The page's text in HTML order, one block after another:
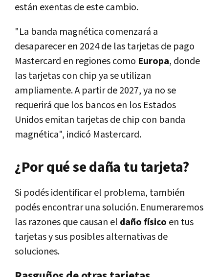
están exentas de este cambio.
"La banda magnética comenzará a
desaparecer en 2024 de las tarjetas de pago
Mastercard en regiones como Europa, donde
las tarjetas con chip ya se utilizan
ampliamente. A partir de 2027, ya no se
requerirá que los bancos en los Estados
Unidos emitan tarjetas de chip con banda
magnética", indicó Mastercard.
¿Por qué se daña tu tarjeta?
Si podés identificar el problema, también
podés encontrar una solución. Enumeraremos
las razones que causan el daño físico en tus
tarjetas y sus posibles alternativas de
soluciones.